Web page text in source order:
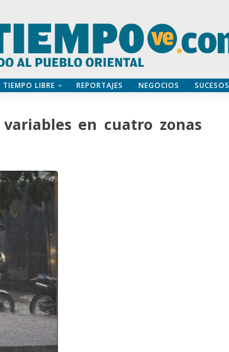
TIEMPO LIBRE REPORTAJES NEGOCIOS SUCESOS
en cuatro zonas